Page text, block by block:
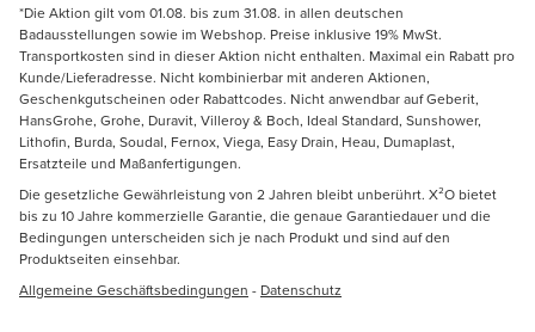
*Die Aktion gilt vom 01.08. bis zum 31.08. in allen deutschen
Badausstellungen sowie im Webshop. Preise inklusive 19% MwSt.
Transportkosten sind in dieser Aktion nicht enthalten. Maximal ein Rabatt pro
Kunde/Lieferadresse. Nicht kombinierbar mit anderen Aktionen,
Geschenkgutscheinen oder Rabattcodes. Nicht anwendbar auf Geberit,
HansGrohe, Grohe, Duravit, Villeroy & Boch, Ideal Standard, Sunshower,
Lithofin, Burda, Soudal, Fernox, Viega, Easy Drain, Heau, Dumaplast,
Ersatzteile und Maßanfertigungen.
Die gesetzliche Gewährleistung von 2 Jahren bleibt unberührt. X²O bietet
bis zu 10 Jahre kommerzielle Garantie, die genaue Garantiedauer und die
Bedingungen unterscheiden sich je nach Produkt und sind auf den
Produktseiten einsehbar.
Allgemeine Geschäftsbedingungen - Datenschutz